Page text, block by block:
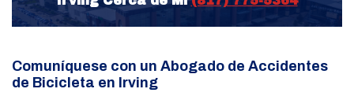
Comuníquese con un Abogado de Accidentes
de Bicicleta en Irving